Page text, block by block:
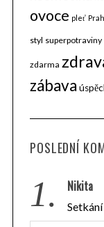
ovoce pleť
styl superpotraviny
zdarma
zábava
POSLEDNÍ
1. Nikita